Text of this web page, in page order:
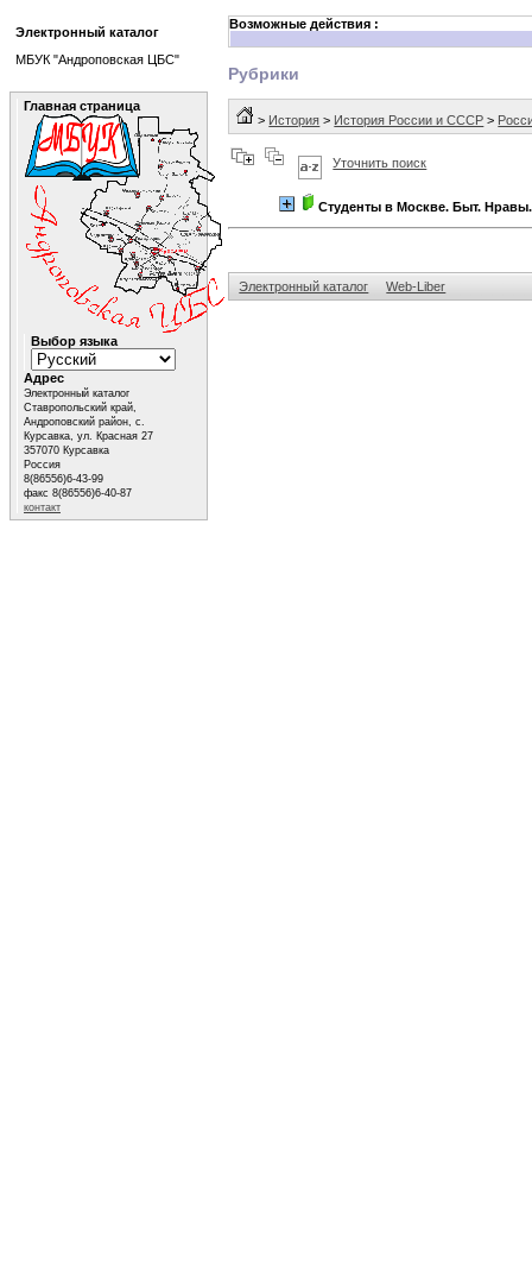
Возможные действия :
Рубрики
> История > История России и СССР >
Уточнить поиск
Студенты в Москве. Быт.
Электронный каталог Web-Liber
Электронный каталог
МБУК "Андроповская ЦБС"
Главная страница
Выбор языка
Адрес
Электронный каталог
Ставропольский край,
Андроповский район, с.
Курсавка, ул. Красная 27
357070 Курсавка
Россия
8(86556)6-43-99
факс 8(86556)6-40-87
контакт